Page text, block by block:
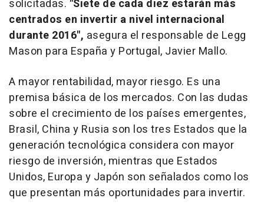
solicitadas. "Siete de cada diez estarán más
centrados en invertir a nivel internacional
durante 2016", asegura el responsable de Legg
Mason para España y Portugal, Javier Mallo.
A mayor rentabilidad, mayor riesgo. Es una
premisa básica de los mercados. Con las dudas
sobre el crecimiento de los países emergentes,
Brasil, China y Rusia son los tres Estados que la
generación tecnológica considera con mayor
riesgo de inversión, mientras que Estados
Unidos, Europa y Japón son señalados como los
que presentan más oportunidades para invertir.